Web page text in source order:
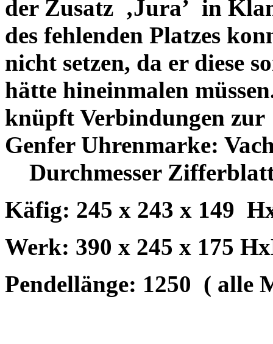
der Zusatz ‚Jura’ in
des fehlenden Platzes
nicht setzen, da er diese
hätte hineinmalen
knüpft Verbindungen zur
Genfer Uhrenmarke:
Durchmesser
Käfig: 245 x 243 x 149
Werk: 390 x 245 x 175
Pendellänge: 1250 ( alle